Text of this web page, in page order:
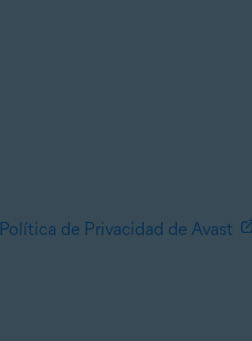
Política de Privacidad de Avast